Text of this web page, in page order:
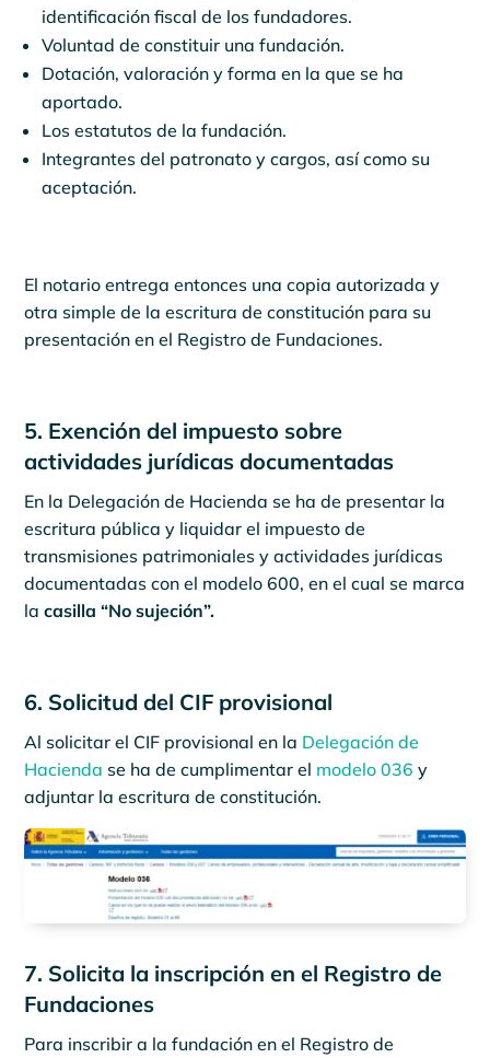
identificación fiscal de los fundadores.
Voluntad de constituir una fundación.
Dotación, valoración y forma en la que se ha
aportado.
Los estatutos de la fundación.
Integrantes del patronato y cargos, así como su
aceptación.
El notario entrega entonces una copia autorizada y
otra simple de la escritura de constitución para su
presentación en el Registro de Fundaciones.
5. Exención del impuesto sobre
actividades jurídicas documentadas
En la Delegación de Hacienda se ha de presentar la
escritura pública y liquidar el impuesto de
transmisiones patrimoniales y actividades jurídicas
documentadas con el modelo 600, en el cual se marca
lacasilla “No sujeción”.
6. Solicitud del CIF provisional
Al solicitar el CIF provisional en la Delegación de
Hacienda se ha de cumplimentar el modelo 036 y
adjuntar la escritura de constitución.
7. Solicita la inscripción en el Registro de
Fundaciones
Para inscribir a la fundación en el Registro de